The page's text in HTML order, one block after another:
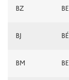
BZ
BJ
BM